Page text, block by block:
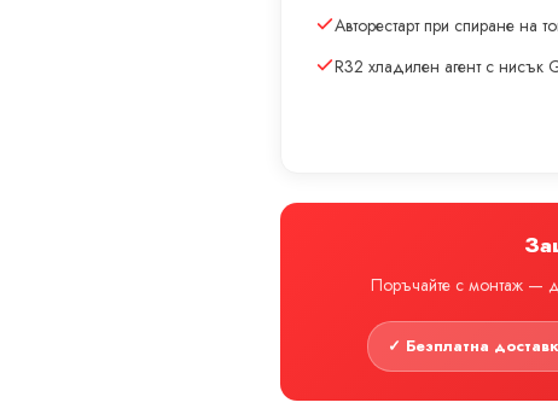
Авторестарт при спиране на
R32 хладилен агент с нисък
Поръчайте с монтаж —
✓ Безплатна